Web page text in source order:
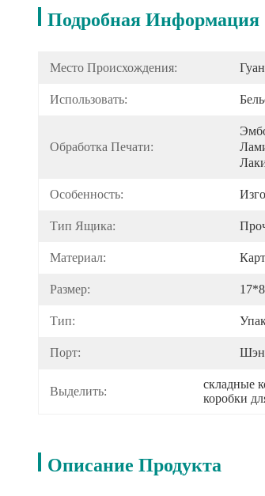
Подробная Информация
Место Происхождения:
Использовать:
Обработка Печати:
Особенность:
Тип Ящика:
Материал:
Размер:
Тип:
Порт:
Выделить:
складные
коробки
Описание Продукта